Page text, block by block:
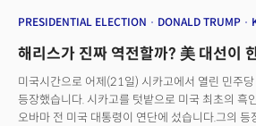
답한 응답자는 53%를 기록했다. 반면 트럼프 전 대
이에 트럼프 전 대통령은 TV토론회 이후 애리조
유세에서 "해리스를 상대로 기념비적인 승리를
그러면서도 "3번째 토론은 없을 것"이라고 했다.
PRESIDENTIAL ELECTION DONALD TRUMP
해리스가 진짜 역전할까? 美 대선이
미국시간으로 어제(21일) 시카고에서 열린 민주
등장했습니다. 시카고를 텃밭으로 미국 최초의 흑
오바마 전 미국 대통령이 연단에 섰습니다.그의 등